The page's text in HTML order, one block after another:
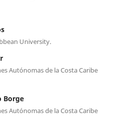
University.
Autónomas de la Costa Caribe
Borge
Autónomas de la Costa Caribe